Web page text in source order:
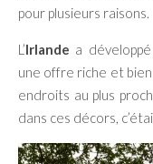
pour plusieurs raisons.
L’Irlande a
une offre riche et bien
endroits au plus
dans ces décors,